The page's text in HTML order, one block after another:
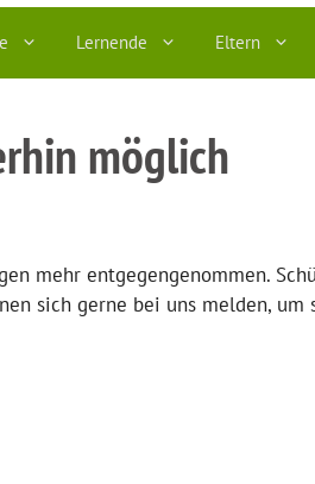
Lernende Eltern
möglich
mehr entgegengenommen.
sich gerne bei uns melden, um